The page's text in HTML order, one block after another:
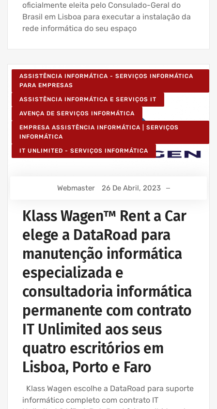
oficialmente eleita pelo Consulado-Geral do
Brasil em Lisboa para executar a instalação da
rede informática do seu espaço
ASSISTÊNCIA INFORMÁTICA - SERVIÇOS INFORMÁTICA
PARA EMPRESAS
ASSISTÊNCIA INFORMÁTICA E SERVIÇOS IT
AVENÇA DE SERVIÇOS INFORMÁTICA
EMPRESA ASSISTÊNCIA INFORMÁTICA | SERVIÇOS
INFORMÁTICA
IT UNLIMITED - SERVIÇOS INFORMÁTICA
Webmaster 26 De Abril, 2023
Klass Wagen™ Rent a Car
elege a DataRoad para
manutenção informática
especializada e
consultadoria informática
permanente com contrato
IT Unlimited aos seus
quatro escritórios em
Lisboa, Porto e Faro
Klass Wagen escolhe a DataRoad para suporte
informático completo com contrato IT